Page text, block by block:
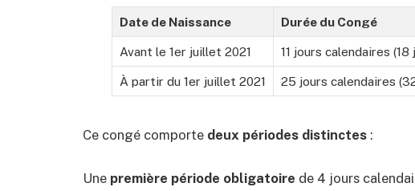
Date de Naissance Durée du Congé
Avant le 1er juillet 2021 11 jours calendaires
À partir du 1er juillet 2021 25 jours calendaires
Ce congé comporte deux périodes distinctes :
Une première période obligatoire de 4 jours